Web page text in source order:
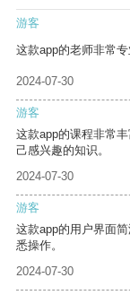
游客
这款app的老师非常
2024-07-30
游客
这款app的课程非常
己感兴趣的知识。
2024-07-30
游客
这款app的用户界面
悉操作。
2024-07-30